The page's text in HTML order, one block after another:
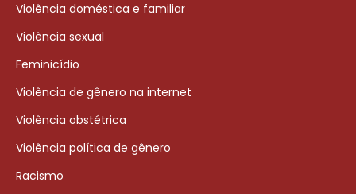
Violência doméstica e familiar
Violência sexual
Feminicídio
Violência de gênero na internet
Violência obstétrica
Violência política de gênero
Racismo